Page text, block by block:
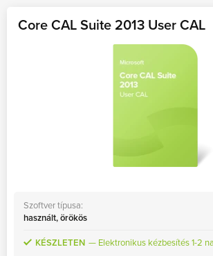
Core CAL Suite 2013 User CAL
Szoftver típusa:
használt, örökös
KÉSZLETEN Elektronikus kézbesítés 1-2